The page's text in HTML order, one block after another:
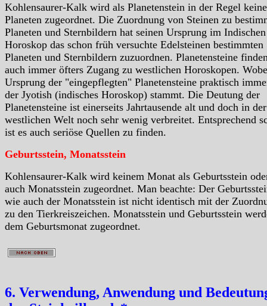
Kohlensaurer-Kalk wird als Planetenstein in der Regel
Planeten zugeordnet. Die Zuordnung von Steinen zu
Planeten und Sternbildern hat seinen Ursprung im Indischen
Horoskop das schon früh versuchte Edelsteinen bestimmten
Planeten und Sternbildern zuzuordnen. Planetensteine
auch immer öfters Zugang zu westlichen Horoskopen.
Ursprung der "eingepflegten" Planetensteine praktisch
der Jyotish (indisches Horoskop) stammt. Die Deutung der
Planetensteine ist einerseits Jahrtausende alt und doch in der
westlichen Welt noch sehr wenig verbreitet. Entsprechend
ist es auch seriöse Quellen zu finden.
Geburtsstein, Monatsstein
Kohlensaurer-Kalk wird keinem Monat als Geburtsstein
auch Monatsstein zugeordnet. Man beachte: Der
wie auch der Monatsstein ist nicht identisch mit der
zu den Tierkreiszeichen. Monatsstein und Geburtsstein
dem Geburtsmonat zugeordnet.
6. Verwendung, Anwendung und